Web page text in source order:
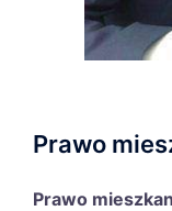
Prawo
Prawo